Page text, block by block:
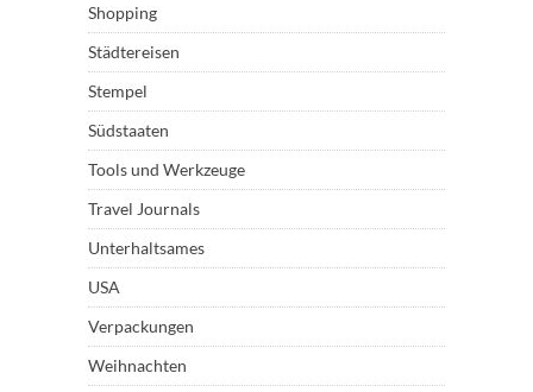
Shopping
Städtereisen
Stempel
Südstaaten
Tools und Werkzeuge
Travel Journals
Unterhaltsames
USA
Verpackungen
Weihnachten